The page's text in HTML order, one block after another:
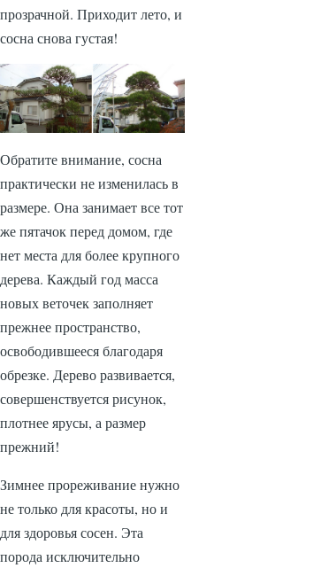
прозрачной. Приходит лето, и
сосна снова густая!
Обратите внимание, сосна
практически не изменилась в
размере. Она занимает все тот
же пятачок перед домом, где
нет места для более крупного
дерева. Каждый год масса
новых веточек заполняет
прежнее пространство,
освободившееся благодаря
обрезке. Дерево развивается,
совершенствуется рисунок,
плотнее ярусы, а размер
прежний!
Зимнее прореживание нужно
не только для красоты, но и
для здоровья сосен. Эта
порода исключительно